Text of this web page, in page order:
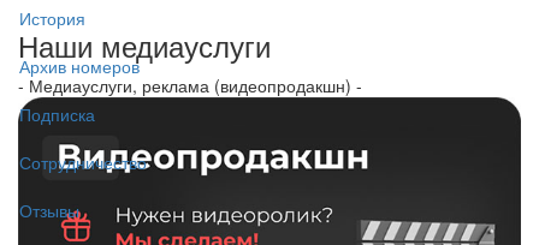
История
Архив номеров
Подписка
Сотрудничество
Отзывы
Наши медиауслуги
- Медиауслуги, реклама (видеопродакшн) -